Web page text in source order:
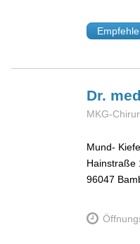
Dr.
MKG-
Mund-
Hainstraße
96047